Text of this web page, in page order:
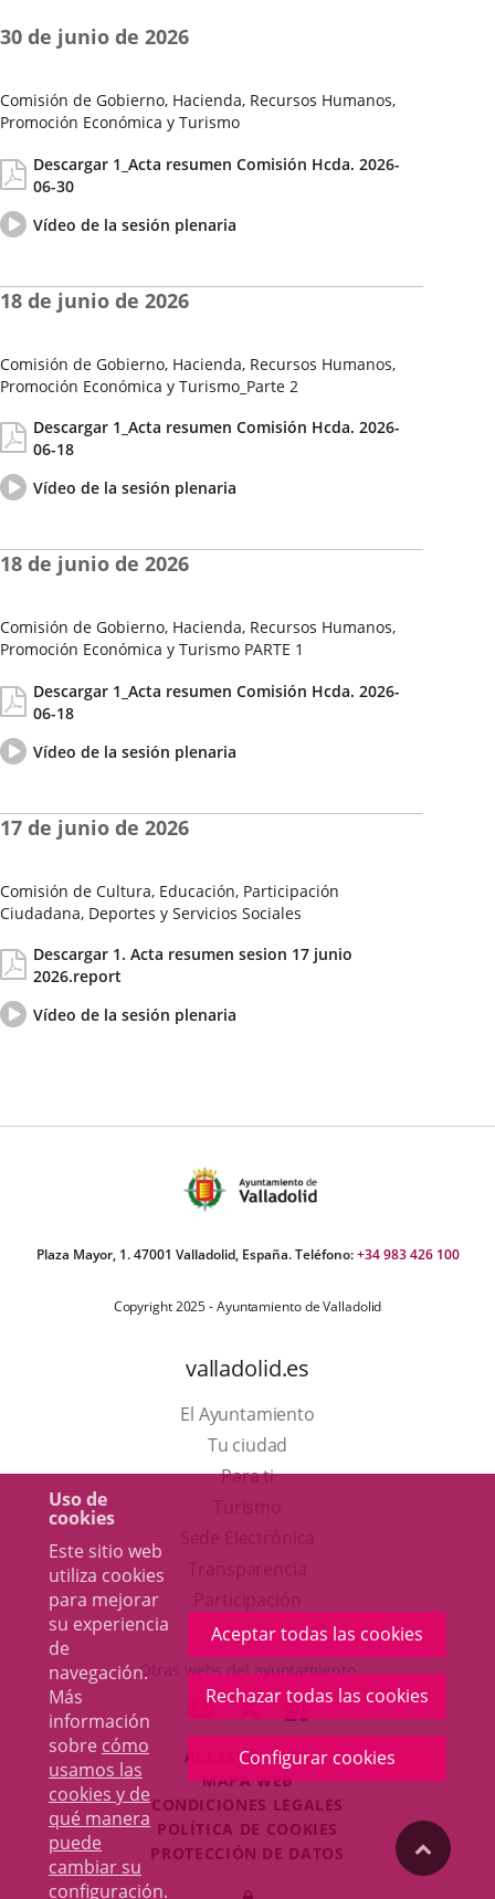
Uso de
cookies
Este sitio web
utiliza cookies
para mejorar
su experiencia
de
navegación.
Más
información
sobre cómo
usamos las
cookies y de
qué manera
puede
cambiar su
configuración.
Aceptar todas las cookies
Rechazar todas las cookies
Configurar cookies
Comisión de Gobierno, Hacienda, Recursos Humanos,
Promoción Económica y Turismo
de
la
Sesión
30 de junio de 2026
Descargar 1_Acta resumen Comisión Hcda. 2026-
06-30
Vídeo
del
Vídeo de la sesión plenaria
aplicación
Comisión de Gobierno, Hacienda, Recursos Humanos,
Promoción Económica y Turismo_Parte 2
de
la
Sesión
18 de junio de 2026
Descargar 1_Acta resumen Comisión Hcda. 2026-
06-18
Vídeo
del
Vídeo de la sesión plenaria
aplicación
Comisión de Gobierno, Hacienda, Recursos Humanos,
Promoción Económica y Turismo PARTE 1
de
la
Sesión
18 de junio de 2026
Descargar 1_Acta resumen Comisión Hcda. 2026-
06-18
Vídeo
del
Vídeo de la sesión plenaria
aplicación
Comisión de Cultura, Educación, Participación
Ciudadana, Deportes y Servicios Sociales
de
la
Sesión
17 de junio de 2026
Descargar 1. Acta resumen sesion 17 junio
2026.report
Vídeo
del
Vídeo de la sesión plenaria
Plaza Mayor, 1. 47001 Valladolid, España. Teléfono:+34 983 426 100
Copyright 2025 - Ayuntamiento de Valladolid
valladolid.es
El Ayuntamiento
Tu ciudad
Para ti
en
una
ventana
nueva.
aplicación
externa.
Otras webs del ayuntamiento
ENLACE
A
UNA
APLICACIÓN
EXTERNA.
ENLACE
A
UNA
APLICACIÓN
EXTERNA.
ENLACE
A
UNA
EXTERNA.
ACCESIBILIDAD
MAPA WEB
CONDICIONES LEGALES
POLÍTICA DE COOKIES
PROTECCIÓN DE DATOS
Iniciar
"Volver